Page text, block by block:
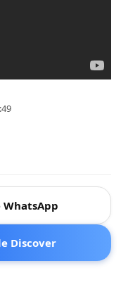
Discover